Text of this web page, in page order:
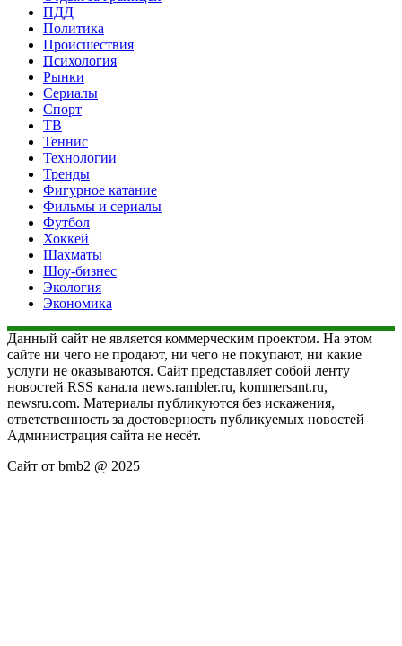
ПДД
Политика
Происшествия
Психология
Рынки
Сериалы
Спорт
ТВ
Теннис
Технологии
Тренды
Фигурное катание
Фильмы и сериалы
Футбол
Хоккей
Шахматы
Шоу-бизнес
Экология
Экономика
Данный сайт не является коммерческим проектом. На этом
сайте ни чего не продают, ни чего не покупают, ни какие
услуги не оказываются. Сайт представляет собой ленту
новостей RSS канала news.rambler.ru, kommersant.ru,
newsru.com. Материалы публикуются без искажения,
ответственность за достоверность публикуемых новостей
Администрация сайта не несёт.
Сайт от bmb2 @ 2025